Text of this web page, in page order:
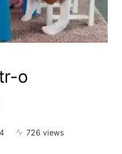
o
726 views